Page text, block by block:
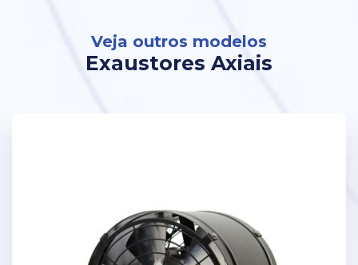
Veja outros modelos
Exaustores Axiais